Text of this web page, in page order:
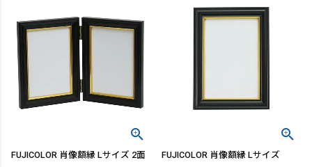
FUJICOLOR 肖像額縁 Lサイズ 2面 FUJICOLOR 肖像額縁 Lサイズ